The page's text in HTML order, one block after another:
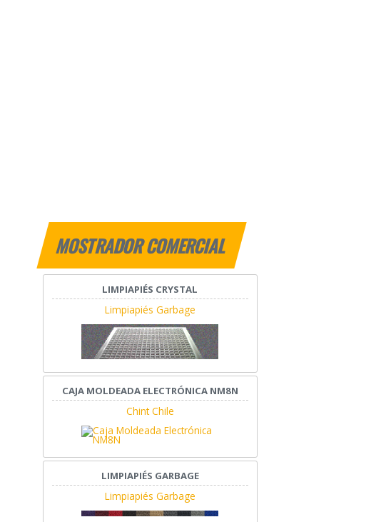
MOSTRADOR COMERCIAL
LIMPIAPIÉS CRYSTAL
Limpiapiés Garbage
CAJA MOLDEADA ELECTRÓNICA NM8N
Chint Chile
LIMPIAPIÉS GARBAGE
Limpiapiés Garbage